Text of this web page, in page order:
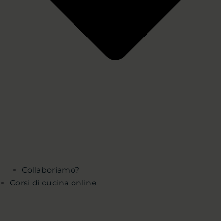
Collaboriamo?
Corsi di cucina online